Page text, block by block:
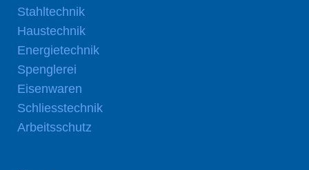
Stahltechnik
Haustechnik
Energietechnik
Spenglerei
Eisenwaren
Schliesstechnik
Arbeitsschutz